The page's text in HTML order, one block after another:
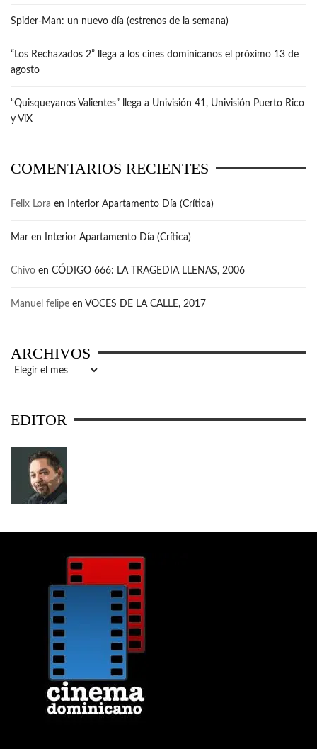
Spider-Man: un nuevo día (estrenos de la semana)
“Los Rechazados 2” llega a los cines dominicanos el próximo 13 de
agosto
“Quisqueyanos Valientes” llega a Univisión 41, Univisión Puerto Rico
y ViX
COMENTARIOS RECIENTES
Felix Lora en Interior Apartamento Día (Crítica)
Mar en Interior Apartamento Día (Crítica)
Chivo en CÓDIGO 666: LA TRAGEDIA LLENAS, 2006
Manuel felipe en VOCES DE LA CALLE, 2017
ARCHIVOS
Archivos
EDITOR